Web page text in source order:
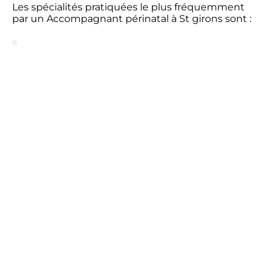
Les spécialités pratiquées le plus fréquemment
par un Accompagnant périnatal à St girons sont :